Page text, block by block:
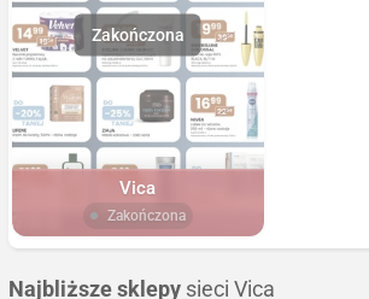
Vica
Zakończona
Najbliższe sklepy sieci Vica